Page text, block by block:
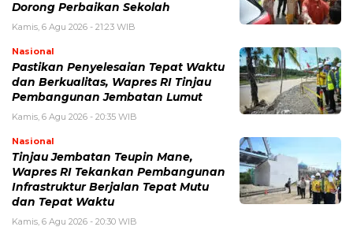
Dorong Perbaikan Sekolah
Kamis, 6 Agu 2026 - 21:23 WIB
Nasional
Pastikan Penyelesaian Tepat Waktu
dan Berkualitas, Wapres RI Tinjau
Pembangunan Jembatan Lumut
Kamis, 6 Agu 2026 - 20:35 WIB
Nasional
Tinjau Jembatan Teupin Mane,
Wapres RI Tekankan Pembangunan
Infrastruktur Berjalan Tepat Mutu
dan Tepat Waktu
Kamis, 6 Agu 2026 - 20:30 WIB